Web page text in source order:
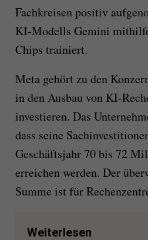
Fachkreisen positiv
KI-Modells Gemini
Chips trainiert.
Meta gehört zu den
in den Ausbau von KI-
investieren. Das
dass seine
Geschäftsjahr 70 bis 72
erreichen werden. Der
Summe ist für
Weiterlesen